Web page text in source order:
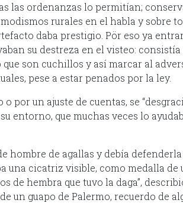
las ordenanzas lo permitían;
rurales en el habla y sobre
daba prestigio. Pör eso ya
su destreza en el visteo:
son cuchillos y así marcar al
pese a estar penados por la ley.
por un ajuste de cuentas, se
entorno, que muchas veces lo
hombre de agallas y debía
una cicatriz visible, como medalla de
de hembra que tuvo la daga”,
un guapo de Palermo, recuerdo de